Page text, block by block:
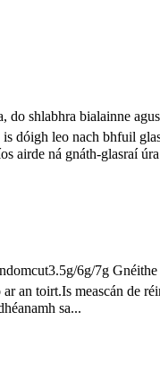
shlabhra bialainne
dóigh leo nach bhfuil
airde ná gnáth-glasraí
6g/7g
an toirt.Is meascán de
sa...